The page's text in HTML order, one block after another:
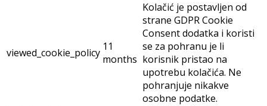
viewed_cookie_policy 11
months
Kolačić je postavljen od
strane GDPR Cookie
Consent dodatka i koristi
se za pohranu je li
korisnik pristao na
upotrebu kolačića. Ne
pohranjuje nikakve
osobne podatke.